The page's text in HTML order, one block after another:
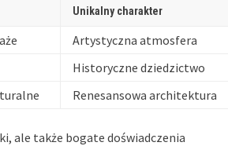
Unikalny charakter
Artystyczna atmosfera
Historyczne dziedzictwo
Renesansowa architektura
ale także bogate doświadczenia